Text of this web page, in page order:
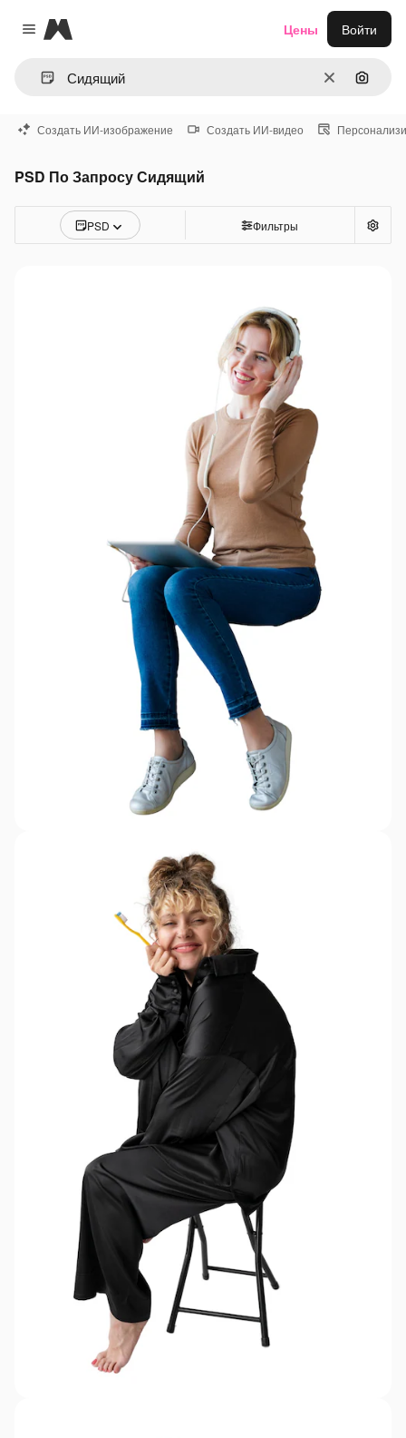
Close menu
Magnific
ОчиститьПоиск
Цены Войти
Создать ИИ-изображение Создать ИИ-видео
PSD По Запросу Сидящий
PSD Фильтры